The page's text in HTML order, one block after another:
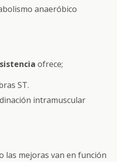
anaeróbico
ofrece;
ST.
intramuscular
las mejoras van en función